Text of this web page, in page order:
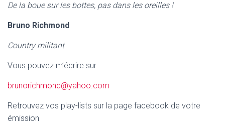
De la boue sur les bottes, pas dans les oreilles !
Bruno Richmond
Country militant
Vous pouvez m’écrire sur
brunorichmond@yahoo.com
Retrouvez vos play-lists sur la page facebook de votre
émission